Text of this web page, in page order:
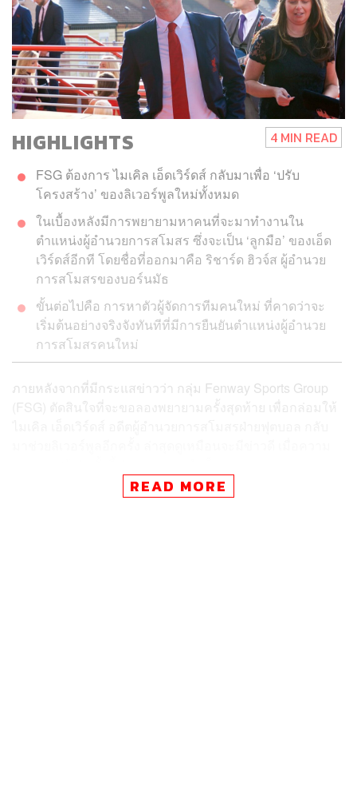
HIGHLIGHTS 4 MIN READ
FSG ต้องการ ไมเคิล เอ็ดเวิร์ดส์ กลับมาเพื่อ ‘ปรับ
โครงสร้าง’ ของลิเวอร์พูลใหม่ทั้งหมด
ในเบื้องหลังมีการพยายามหาคนที่จะมาทำงานใน
ตำแหน่งผู้อำนวยการสโมสร ซึ่งจะเป็น ‘ลูกมือ’ ของเอ็ด
เวิร์ดส์อีกที โดยชื่อที่ออกมาคือ ริชาร์ด ฮิวจ์ส ผู้อำนวย
การสโมสรของบอร์นมัธ
ขั้นต่อไปคือ การหาตัวผู้จัดการทีมคนใหม่ ที่คาดว่าจะ
เริ่มต้นอย่างจริงจังทันทีที่มีการยืนยันตำแหน่งผู้อำนวย
การสโมสรคนใหม่
ภายหลังจากที่มีกระแสข่าวว่า กลุ่ม Fenway Sports Group
(FSG) ตัดสินใจที่จะขอลองพยายามครั้งสุดท้าย เพื่อกล่อมให้
ตามรายงานจาก The Times และ The Athletic ยืนยันว่า เอ็ด
READ MORE